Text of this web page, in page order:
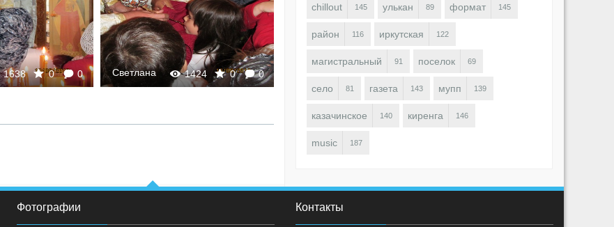
1638 0 0 1424 0 0
Светлана
chillout 145 улькан 89 формат 145
район 116 иркутская 122
магистральный 91 поселок 69
село 81 газета 143 мупп 139
казачинское 140 киренга 146
music 187
Фотографии Контакты